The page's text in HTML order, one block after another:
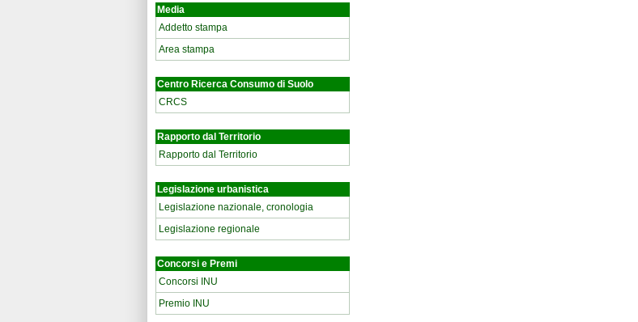
Media
Addetto stampa
Area stampa
Centro Ricerca Consumo di Suolo
CRCS
Rapporto dal Territorio
Rapporto dal Territorio
Legislazione urbanistica
Legislazione nazionale, cronologia
Legislazione regionale
Concorsi e Premi
Concorsi INU
Premio INU